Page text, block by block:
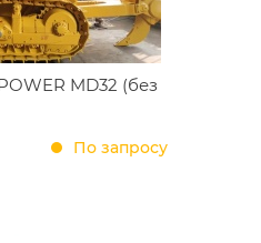
MD32 (без
По запросу